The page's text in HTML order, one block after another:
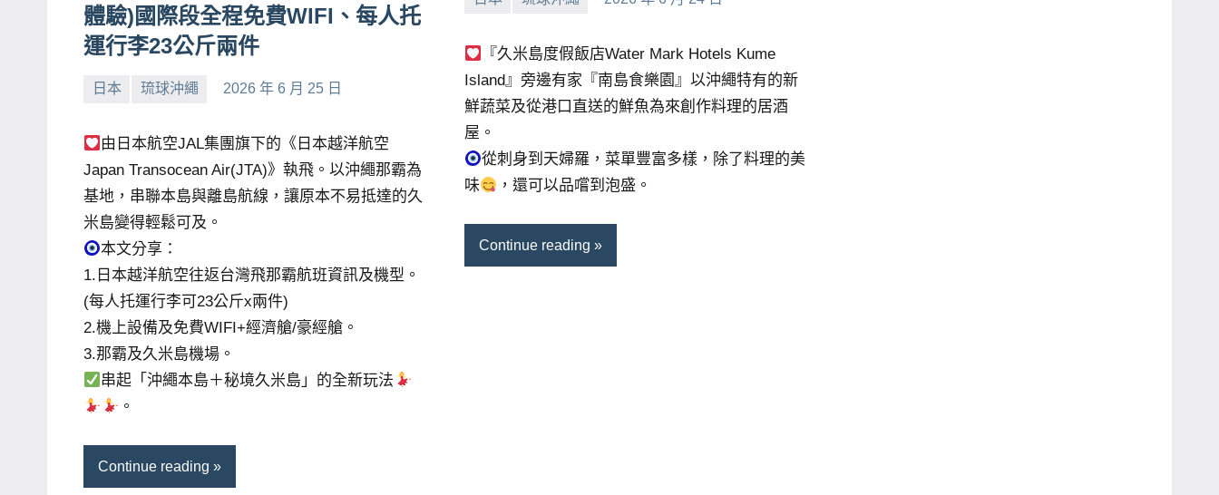
賓、
News
節
目
班
底、
外
景
節
目
主
持、
吳
體驗)國際段全程免費WIFI、每人托
運行李23公斤兩件
日本 琉球沖繩
2026 年 6 月 25 日
由日本航空JAL集團旗下的《日本越洋航空
Japan Transocean Air(JTA)》執飛。以沖繩那霸為
基地，串聯本島與離島航線，讓原本不易抵達的久
米島變得輕鬆可及。
本文分享：
1.日本越洋航空往返台灣飛那霸航班資訊及機型。
(每人托運行李可23公斤x兩件)
2.機上設備及免費WIFI+經濟艙/豪經艙。
3.那霸及久米島機場。
串起「沖繩本島＋秘境久米島」的全新玩法
。
Continue reading
『久米島度假飯店Water Mark Hotels Kume
Island』旁邊有家『南島食樂園』以沖繩特有的新
鮮蔬菜及從港口直送的鮮魚為來創作料理的居酒
屋。
從刺身到天婦羅，菜單豐富多樣，除了料理的美
味
，還可以品嚐到泡盛。
Continue reading